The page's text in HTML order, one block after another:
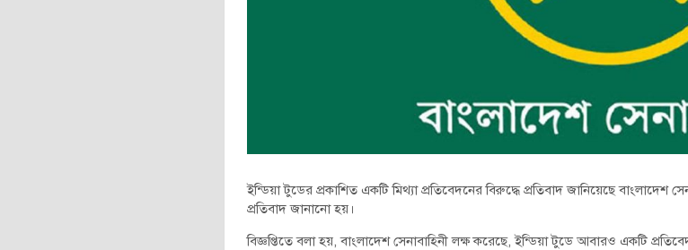
ইন্ডিয়া টুডের প্রকাশিত একটি মিথ্যা প্রতিবেদনের বিরুদ্ধে প্রতিবাদ জানিয়েছে বাংলাদেশ
প্রতিবাদ জানানো হয়।
বিজ্ঞপ্তিতে বলা হয়, বাংলাদেশ সেনাবাহিনী লক্ষ করেছে, ইন্ডিয়া টুডে আবারও একটি